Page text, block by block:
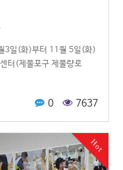
3일(화)부터 11월 5일(화)
터(제물포구 제물량로
0 7637
Hot